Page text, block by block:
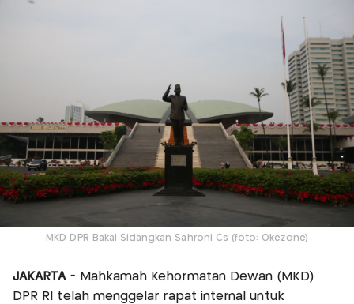
MKD DPR Bakal Sidangkan Sahroni Cs (foto: Okezone)
JAKARTA - Mahkamah Kehormatan Dewan (MKD)
DPR RI telah menggelar rapat internal untuk